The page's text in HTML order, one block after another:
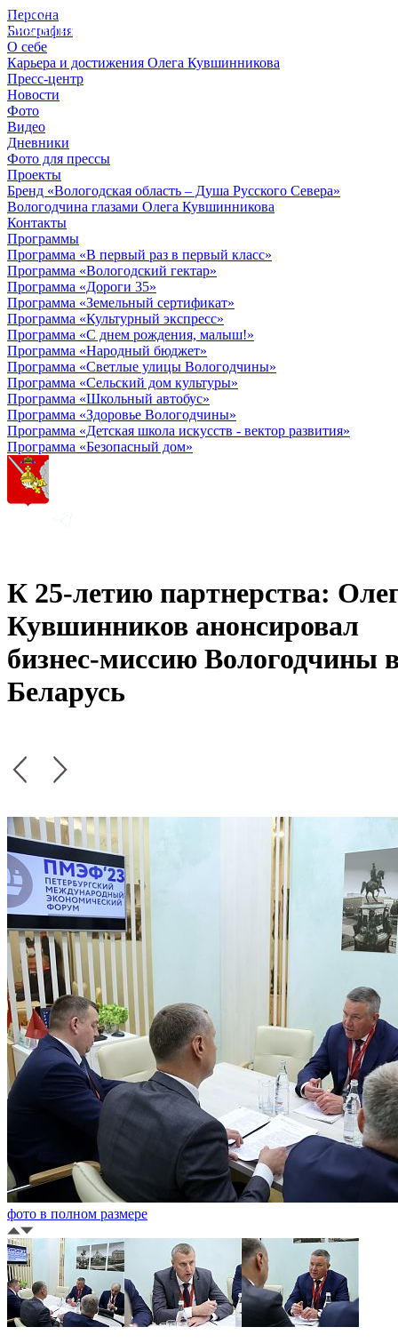
Персона
Биография
О себе
Карьера и достижения Олега Кувшинникова
Пресс-центр
Новости
Фото
Видео
Дневники
Фото для прессы
Проекты
Бренд «Вологодская область – Душа Русского Севера»
Вологодчина глазами Олега Кувшинникова
Контакты
Программы
Программа «В первый раз в первый класс»
Программа «Вологодский гектар»
Программа «Дороги 35»
Программа «Земельный сертификат»
Программа «Культурный экспресс»
Программа «С днем рождения, малыш!»
Программа «Народный бюджет»
Программа «Светлые улицы Вологодчины»
Программа «Сельский дом культуры»
Программа «Школьный автобус»
Программа «Здоровье Вологодчины»
Программа «Детская школа искусств - вектор развития»
Программа «Безопасный дом»
К 25-летию партнерства:
Кувшинников анонсировал
бизнес-миссию Вологодчины
Беларусь
фото в полном размере
© 2012 - 2023,
КУВШИННИКОВ О.А.